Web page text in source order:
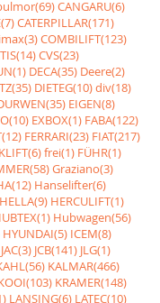
CANGARU(6)
CATERPILLAR(171)
COMBILIFT(123)
CVS(23)
DECA(35) Deere(2)
DIETEG(10)div(18)
EIGEN(8)
EXBOX(1) FABA(122)
FERRARI(23) FIAT(217)
frei(1) FÜHR(1)
Graziano(3)
Hanselifter(6)
HELLA(9) HERCULIFT(1)
Hubwagen(56)
HYUNDAI(5) ICEM(8)
JAC(3) JCB(141) JLG(1)
KALMAR(466)
KRAMER(148)
LANSING(6) LATEC(10)